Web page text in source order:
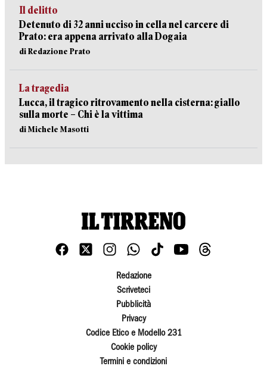
Il delitto
Detenuto di 32 anni ucciso in cella nel carcere di
Prato: era appena arrivato alla Dogaia
di Redazione Prato
La tragedia
Lucca, il tragico ritrovamento nella cisterna: giallo
sulla morte – Chi è la vittima
di Michele Masotti
Redazione
Scriveteci
Pubblicità
Privacy
Codice Etico e Modello 231
Cookie policy
Termini e condizioni